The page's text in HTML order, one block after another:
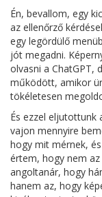
Én, bevallom, egy
az ellenőrző
egy legördülő
jót megadni.
olvasni a ChatGPT,
működött, amikor
tökéletesen
És ezzel eljutottunk
vajon mennyire
hogy mit mérnek,
értem, hogy nem
angoltanár, hogy
hanem az, hogy